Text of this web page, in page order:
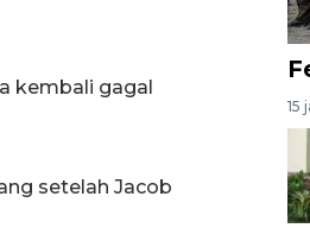
kembali gagal
setelah Jacob
15